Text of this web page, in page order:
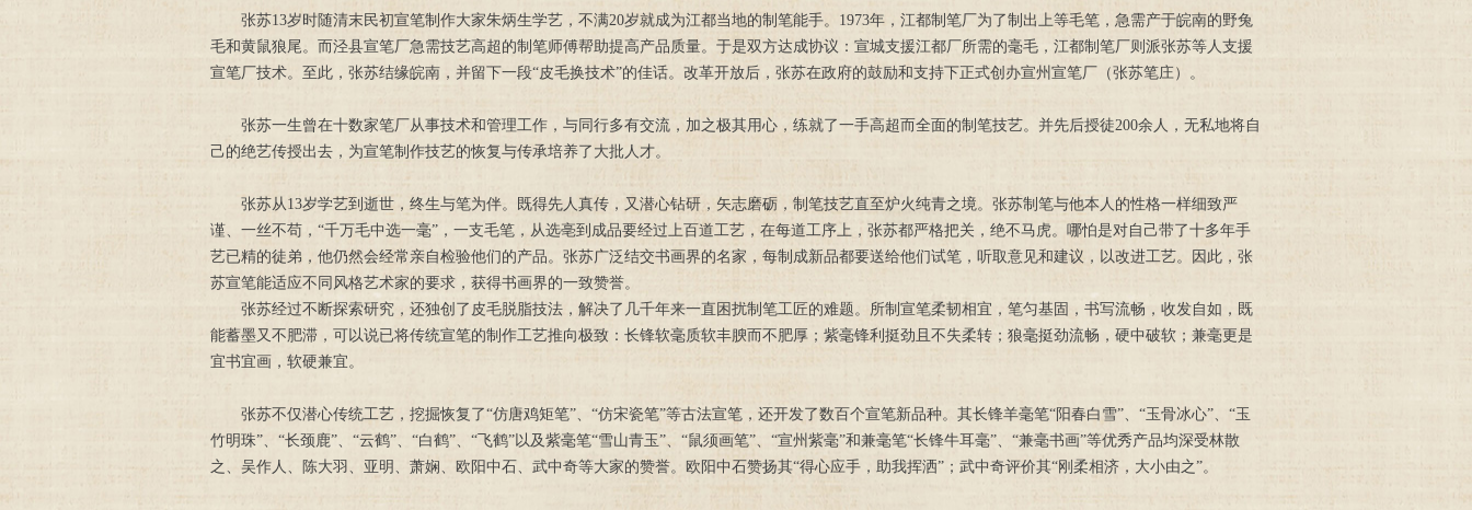
张苏13岁时随清末民初宣笔制作大家朱炳生学艺，不满20岁就成为江都当地的制笔能手。1973年，江都制笔厂为了制出上等毛笔，急需产于皖南的野兔
毛和黄鼠狼尾。而泾县宣笔厂急需技艺高超的制笔师傅帮助提高产品质量。于是双方达成协议：宣城支援江都厂所需的毫毛，江都制笔厂则派张苏等人支援
宣笔厂技术。至此，张苏结缘皖南，并留下一段“皮毛换技术”的佳话。改革开放后，张苏在政府的鼓励和支持下正式创办宣州宣笔厂（张苏笔庄）。
张苏一生曾在十数家笔厂从事技术和管理工作，与同行多有交流，加之极其用心，练就了一手高超而全面的制笔技艺。并先后授徒200余人，无私地将自
己的绝艺传授出去，为宣笔制作技艺的恢复与传承培养了大批人才。
张苏从13岁学艺到逝世，终生与笔为伴。既得先人真传，又潜心钻研，矢志磨砺，制笔技艺直至炉火纯青之境。张苏制笔与他本人的性格一样细致严
谨、一丝不苟，“千万毛中选一毫”，一支毛笔，从选亳到成品要经过上百道工艺，在每道工序上，张苏都严格把关，绝不马虎。哪怕是对自己带了十多年手
艺已精的徒弟，他仍然会经常亲自检验他们的产品。张苏广泛结交书画界的名家，每制成新品都要送给他们试笔，听取意见和建议，以改进工艺。因此，张
苏宣笔能适应不同风格艺术家的要求，获得书画界的一致赞誉。
张苏经过不断探索研究，还独创了皮毛脱脂技法，解决了几千年来一直困扰制笔工匠的难题。所制宣笔柔韧相宜，笔匀基固，书写流畅，收发自如，既
能蓄墨又不肥滞，可以说已将传统宣笔的制作工艺推向极致：长锋软毫质软丰腴而不肥厚；紫毫锋利挺劲且不失柔转；狼毫挺劲流畅，硬中破软；兼毫更是
宜书宜画，软硬兼宜。
张苏不仅潜心传统工艺，挖掘恢复了“仿唐鸡矩笔”、“仿宋瓷笔”等古法宣笔，还开发了数百个宣笔新品种。其长锋羊毫笔“阳春白雪”、“玉骨冰心”、“玉
竹明珠”、“长颈鹿”、“云鹤”、“白鹤”、“飞鹤”以及紫毫笔“雪山青玉”、“鼠须画笔”、“宣州紫毫”和兼毫笔“长锋牛耳毫”、“兼毫书画”等优秀产品均深受林散
之、吴作人、陈大羽、亚明、萧娴、欧阳中石、武中奇等大家的赞誉。欧阳中石赞扬其“得心应手，助我挥洒”；武中奇评价其“刚柔相济，大小由之”。